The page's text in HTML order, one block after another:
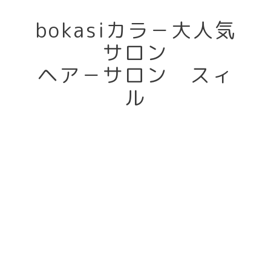
bokasiカラ－大人気
サロン
ヘア－サロン スィ
ル